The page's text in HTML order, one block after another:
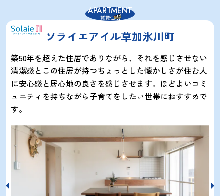
APARTMENT
賃貸住宅
ソライエアイル草加氷川町
築50年を超えた住居でありながら、それを感じさせない
清潔感とこの住居が持つちょっとした懐かしさが住む人
に安心感と居心地の良さを感じさせます。ほどよいコミ
ュニティを持ちながら子育てをしたい世帯におすすめで
す。